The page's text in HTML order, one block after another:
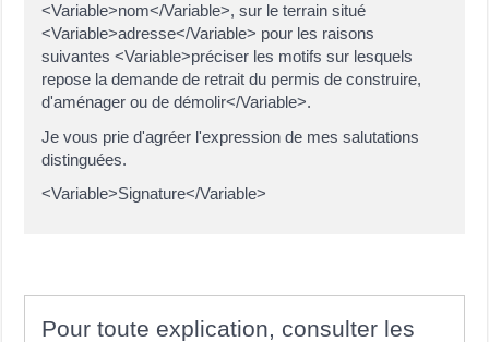
<Variable>nom</Variable>, sur le terrain situé
<Variable>adresse</Variable> pour les raisons
suivantes <Variable>préciser les motifs sur lesquels
repose la demande de retrait du permis de construire,
d'aménager ou de démolir</Variable>.
Je vous prie d'agréer l'expression de mes salutations
distinguées.
<Variable>Signature</Variable>
Pour toute explication, consulter les